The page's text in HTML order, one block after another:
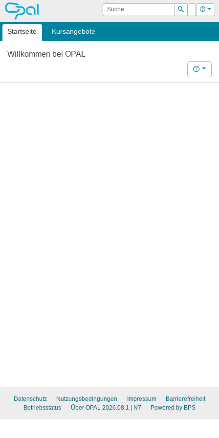
OPAL Suche
Suchen
Login Hilfe
Startseite Kursangebote
Willkommen bei OPAL
Hilfe
Datenschutz Nutzungsbedingungen Impressum
Barrierefreiheit
Betriebsstatus
Über OPAL 2026.08.1 | N7 Powered by BPS